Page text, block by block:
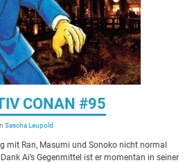
CONAN #95
Sascha Leupold
mit Ran, Masumi und Sonoko nicht normal
Ai’s Gegenmittel ist er momentan in seiner